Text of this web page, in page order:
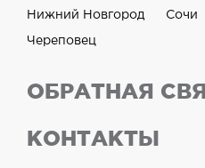
Нижний Новгород Сочи
Череповец
ОБРАТНАЯ
КОНТАКТЫ